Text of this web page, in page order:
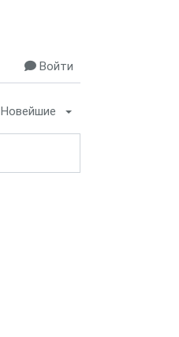
Войти
Новейшие